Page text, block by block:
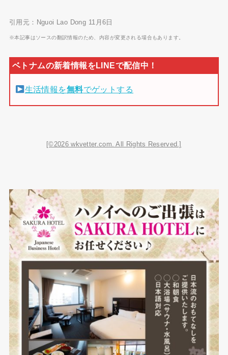
引用元：Nguoi Lao Dong 11月6日
※本記事はソースの翻訳情報のため、内容が変更される場合もあります。
生活情報を無料でゲットする
[©2026 wkvetter.com. All Rights Reserved.]